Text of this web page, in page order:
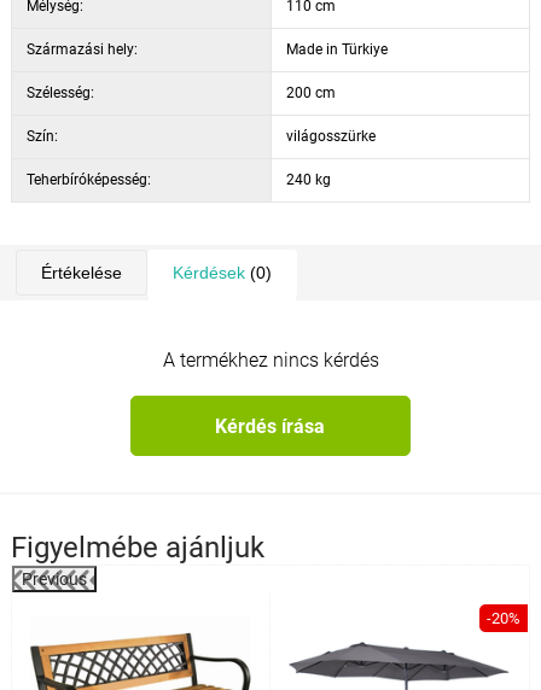
Mélység: 110 cm
Származási hely: Made in Türkiye
Szélesség: 200 cm
Szín: világosszürke
Teherbíróképesség: 240 kg
Értékelése Kérdések(0)
A termékhez nincs kérdés
Kérdés írása
Figyelmébe ajánljuk
Previous
-20%